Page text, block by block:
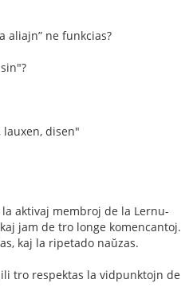
aliajn” ne funkcias?
disen"
aktivaj membroj de la Lernu-
jam de tro longe komencantoj.
kaj la ripetado naŭzas.
tro respektas la vidpunktojn de